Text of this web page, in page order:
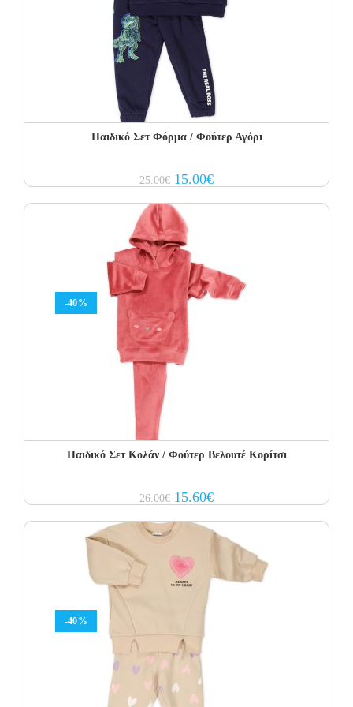
Παιδικό Σετ Φόρμα / Φούτερ Αγόρι
25.00€ Original
price
25.00€.
15.00€Current
price
-40%
Παιδικό Σετ Κολάν / Φούτερ Βελουτέ Κορίτσι
26.00€ Original
price
26.00€.
15.60€Current
price
15.60€.
-40%